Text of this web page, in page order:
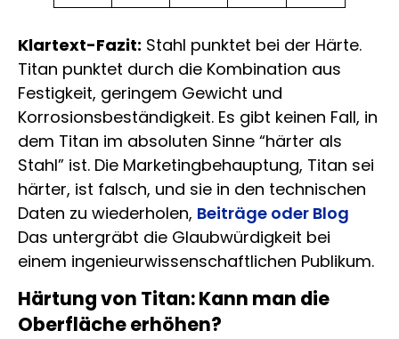
Klartext-Fazit: Stahl punktet bei der Härte.
Titan punktet durch die Kombination aus
Festigkeit, geringem Gewicht und
Korrosionsbeständigkeit. Es gibt keinen Fall, in
dem Titan im absoluten Sinne “härter als
Stahl” ist. Die Marketingbehauptung, Titan sei
härter, ist falsch, und sie in den technischen
Daten zu wiederholen, Beiträge oder Blog
Das untergräbt die Glaubwürdigkeit bei
einem ingenieurwissenschaftlichen Publikum.
Härtung von Titan: Kann man die
Oberfläche erhöhen?